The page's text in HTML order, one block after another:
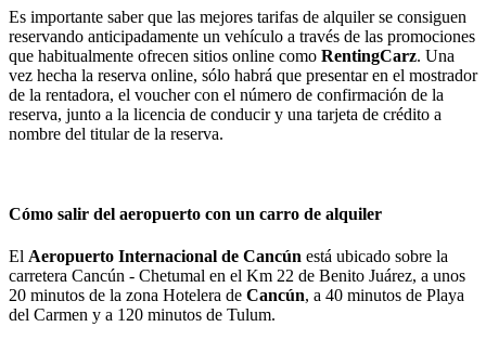
Es importante saber que las mejores tarifas de alquiler se consiguen
reservando anticipadamente un vehículo a través de las promociones
que habitualmente ofrecen sitios online como RentingCarz. Una
vez hecha la reserva online, sólo habrá que presentar en el mostrador
de la rentadora, el voucher con el número de confirmación de la
reserva, junto a la licencia de conducir y una tarjeta de crédito a
nombre del titular de la reserva.
Cómo salir del aeropuerto con un carro de alquiler
El Aeropuerto Internacional de Cancún está ubicado sobre la
carretera Cancún - Chetumal en el Km 22 de Benito Juárez, a unos
20 minutos de la zona Hotelera de Cancún, a 40 minutos de Playa
del Carmen y a 120 minutos de Tulum.